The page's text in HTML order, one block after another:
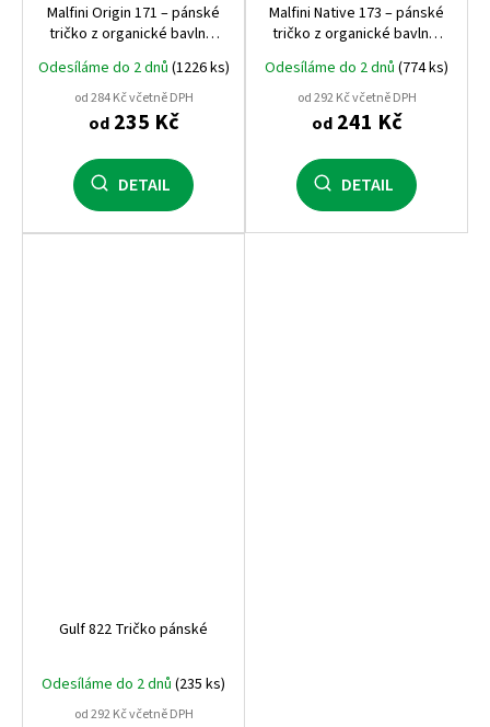
Malfini Origin 171 – pánské
tričko z organické bavlny,
Odesíláme do 2 dnů (1226 ks)
od 284 Kč včetně DPH
od235 Kč
DETAIL
Malfini Native 173 – pánské
tričko z organické bavlny,
FREE
Odesíláme do 2 dnů (774 ks)
od 292 Kč včetně DPH
od241 Kč
DETAIL
Gulf 822 Tričko pánské
Odesíláme do 2 dnů (235 ks)
od 292 Kč včetně DPH